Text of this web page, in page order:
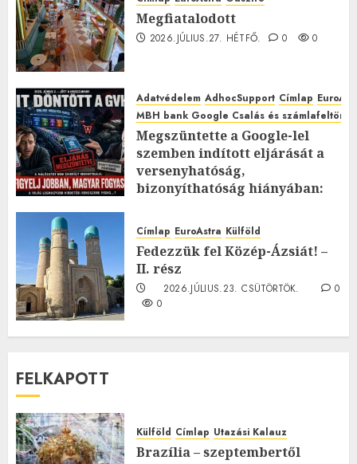
Megfiatalodott
2026.JÚLIUS.27. HÉTFŐ. 0 0
Adatvédelem AdhocSupport Címlap
MBH bank Google Csalás és
Megszüntette a Google-lel
szemben indított eljárását a
versenyhatóság,
bizonyíthatóság hiányában:
2026.JÚLIUS.23. CSÜTÖRTÖK.
0
Címlap EuroAstra Külföld
Fedezzük fel Közép-Ázsiát! –
II. rész
2026.JÚLIUS.23. CSÜTÖRTÖK.
0
0
FELKAPOTT
Külföld Címlap Utazási Kalauz
Brazília – szeptembertől